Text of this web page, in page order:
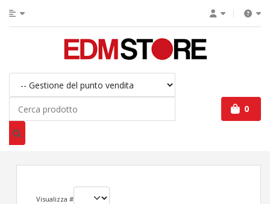
0
Visualizza #